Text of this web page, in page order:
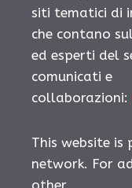
siti tematici di
che contano
ed esperti del
comunicati e
collaborazioni:
This website
network. For
other